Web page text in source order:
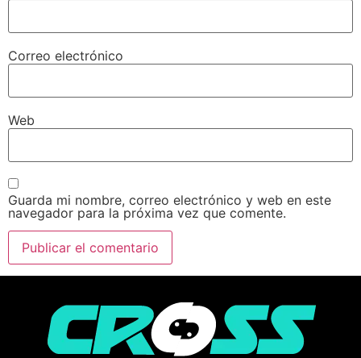
Correo electrónico
Web
Guarda mi nombre, correo electrónico y web en este
navegador para la próxima vez que comente.